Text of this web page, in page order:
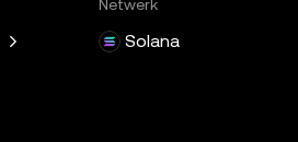
Netwerk
Solana